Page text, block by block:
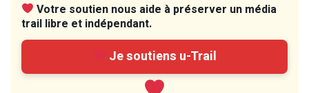
Votre soutien nous aide à préserver un média
trail libre et indépendant.
Je soutiens u-Trail